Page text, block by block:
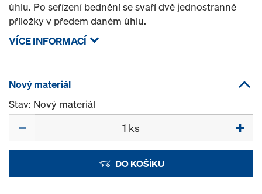
úhlu. Po seřízení bednění se svaří dvě jednostranné
příložky v předem daném úhlu.
VÍCE INFORMACÍ
Nový materiál
Stav: Nový materiál
DO KOŠÍKU